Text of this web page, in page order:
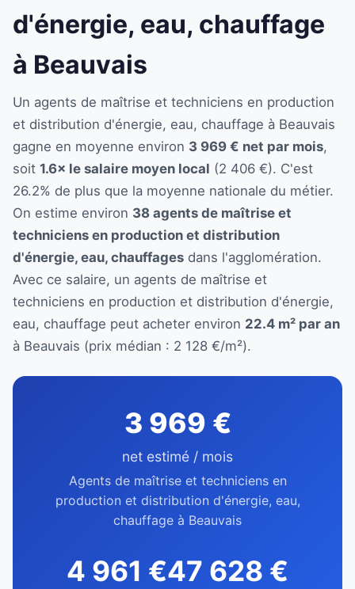
d'énergie, eau, chauffage
à Beauvais
Un agents de maîtrise et techniciens en production
et distribution d'énergie, eau, chauffage à Beauvais
gagne en moyenne environ 3 969 € net par mois,
soit 1.6× le salaire moyen local (2 406 €). C'est
26.2% de plus que la moyenne nationale du métier.
On estime environ 38 agents de maîtrise et
techniciens en production et distribution
d'énergie, eau, chauffages dans l'agglomération.
Avec ce salaire, un agents de maîtrise et
techniciens en production et distribution d'énergie,
eau, chauffage peut acheter environ 22.4 m² par an
à Beauvais (prix médian : 2 128 €/m²).
3 969 €
net estimé / mois
Agents de maîtrise et techniciens en
production et distribution d'énergie, eau,
chauffage à Beauvais
4 961 €47 628 €